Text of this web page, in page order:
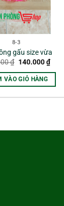
8-3
gấu size vừa
₫ Giá
là:
180.000 ₫.
140.000₫Giá
hiện
tại
VÀO GIỎ HÀNG